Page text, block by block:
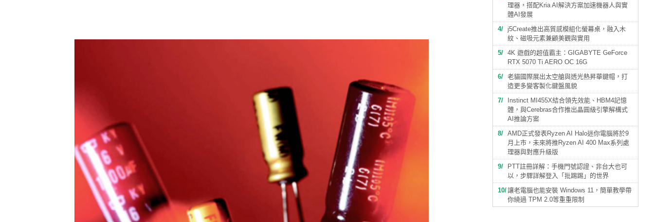
理器，搭配Kria AI解決方案加速機器人與實
體AI發展
4
j5Create推出高質感模組化螢幕桌，融入木
紋、磁吸元素兼顧美觀與實用
5
4K 遊戲的超值霸主：GIGABYTE GeForce
RTX 5070 Ti AERO OC 16G
6
老貓國際展出太空艙與透光熱昇華鍵帽，打
造更多變客製化鍵盤風貌
7
Instinct MI455X結合領先效能、HBM4記憶
體，與Cerebras合作推出晶圓級引擎解構式
AI推論方案
8
AMD正式發表Ryzen AI Halo迷你電腦將於9
月上市，未來將推Ryzen AI 400 Max系列處
理器與對應升級版
9
PTT註冊詳解：手機門號認證、非台大也可
以，步驟詳解登入「批踢踢」的世界
10 讓老電腦也能安裝 Windows 11，簡單教學帶
你繞過 TPM 2.0等重重限制